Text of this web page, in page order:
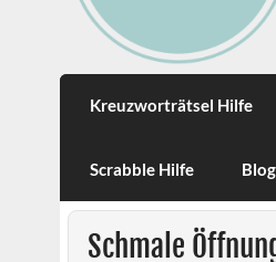
Kreuzworträtsel Hilfe
Scrabble Hilfe Blog
Schmale